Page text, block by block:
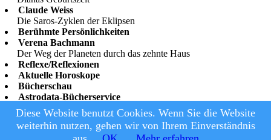
Diese Website benutzt Cookies. Wenn Sie die Website
weiterhin nutzen, gehen wir von Ihrem Einverständnis
Claude Weiss
Die Saros-Zyklen der Eklipsen
Berühmte Persönlichkeiten
Verena Bachmann
Der Weg der Planeten durch das zehnte Haus
Reflexe/Reflexionen
Aktuelle Horoskope
Bücherschau
Astrodata-Bücherservice
Astro-Software
Veranstaltungskalender/Kleinanzeigen
© Astrologie Heute, 2026 | Datenschutz und Nutzungsbedingungen